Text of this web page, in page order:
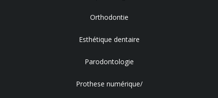
Orthodontie
Esthétique dentaire
Parodontologie
Prothese numérique/